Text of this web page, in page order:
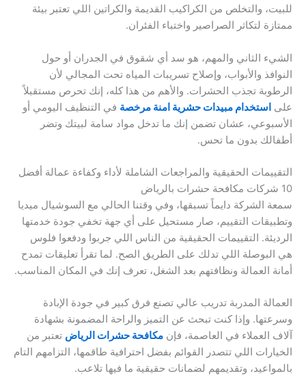
للبيت، والتخلص من الكراكيب القديمة والكراتين اللي تعتبر بيئة
ممتازة لتكاثر الصراصير واختباء الفئران.
الشيء الثاني والمهم، هو سد أي شقوق في الجدران أو حول
النوافذ والأبواب، وإصلاح تسريبات المياه تحت المجالي لأن
الرطوبة تجذب الحشرات. والأهم من هذا كله، إنك تحرص مستقبلاً
على استخدام مبيدات حشرية امنة مرخصة في التنظيف اليومي أو
الأسبوعي، عشان تضمن إنك ما تدخل مواد سامة لبيتك وتضر
أطفالك بدون ما تحس.
التقييمات الحقيقية والمراجعات الشاملة لأداء وكفاءة عمالة أفضل
10 شركات مكافحة حشرات بالرياض
سمعة الشركة دايماً تسبقها، وفي وقتنا الحالي مع السوشيال ميديا
وتطبيقات التقييم، صار مستحيل على أي جهة تخفي جودة خدمتها
الرديئة. التقييمات الحقيقية من الناس اللي جربوا ودفعوا فلوس
هي البوصلة اللي تدلك على الطريق الصح. لما تقرأ تعليقات تمدح
أمانة العمالة ونظافتهم بعد الشغل، تعرف إنك في المكان المناسب.
العمالة المدربة تدريب عالي تصنع فرق كبير في جودة الإبادة
وسرعتها. وإذا كنت تبحث عن التميز والراحة المضمونة بشهادة
آلاف العملاء في العاصمة، فإن مكافحة حشرات الرياض تعتبر من
الخيارات اللي تتصدر القوائم بفضل احترافية طاقمها، التزامهم التام
بالمواعيد، وتقديمهم لضمانات حقيقية ما فيها تلاعب.